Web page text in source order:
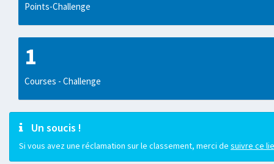
Points-Challenge
1
Courses - Challenge
Un soucis !
Si vous avez une réclamation sur le classement, merci de suivre ce